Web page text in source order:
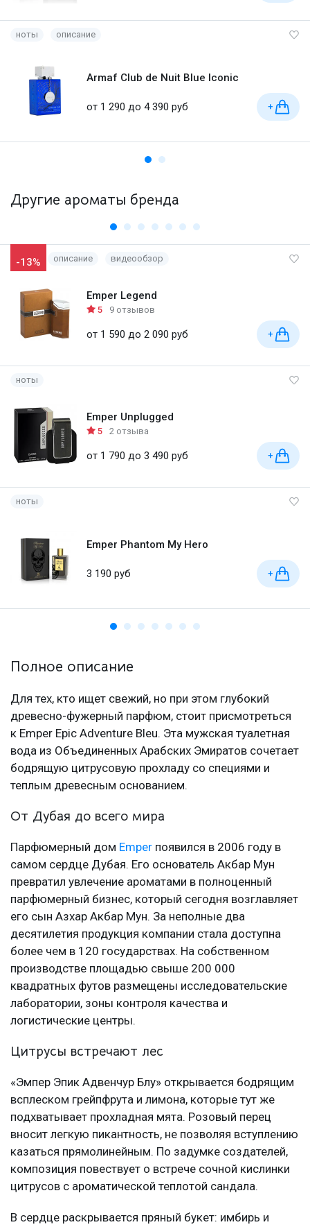
ноты описание
Armaf Club de Nuit Blue Iconic
от 1 290 до 4 390 руб +
Другие ароматы бренда
-13% описание видеообзор
Emper Legend
5 9 отзывов
от 1 590 до 2 090 руб +
ноты
Emper Unplugged
5 2 отзыва
от 1 790 до 3 490 руб +
ноты
Emper Phantom My Hero
3 190 руб +
Полное описание
Для тех, кто ищет свежий, но при этом глубокий
древесно-фужерный парфюм, стоит присмотреться
к Emper Epic Adventure Bleu. Эта мужская туалетная
вода из Объединенных Арабских Эмиратов сочетает
бодрящую цитрусовую прохладу со специями и
теплым древесным основанием.
От Дубая до всего мира
Парфюмерный дом Emper появился в 2006 году в
самом сердце Дубая. Его основатель Акбар Мун
превратил увлечение ароматами в полноценный
парфюмерный бизнес, который сегодня возглавляет
его сын Азхар Акбар Мун. За неполные два
десятилетия продукция компании стала доступна
более чем в 120 государствах. На собственном
производстве площадью свыше 200 000
квадратных футов размещены исследовательские
лаборатории, зоны контроля качества и
логистические центры.
Цитрусы встречают лес
«Эмпер Эпик Адвенчур Блу» открывается бодрящим
всплеском грейпфрута и лимона, которые тут же
подхватывает прохладная мята. Розовый перец
вносит легкую пикантность, не позволяя вступлению
казаться прямолинейным. По задумке создателей,
композиция повествует о встрече сочной кислинки
цитрусов с ароматической теплотой сандала.
В сердце раскрывается пряный букет: имбирь и